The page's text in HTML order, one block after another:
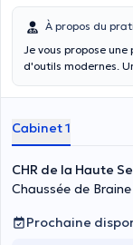
À propos du
Je vous propose
d'outils modernes.
plantaires sur
par mes soins à
semelles permettent
aussi des douleurs
hanches et dos.
sénior sans oublier
Cabinet 1
CHR de la Haute
Chaussée de
Prochaine